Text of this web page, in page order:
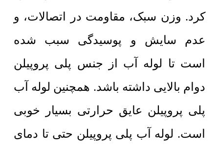
کرد. وزن سبک، مقاومت در اتصالات، و
عدم سایش و پوسیدگی سبب شده
است تا لوله آب از جنس پلی پروپیلن
دوام بالایی داشته باشد. همچنین لوله آب
پلی پروپیلن عایق حرارتی بسیار خوبی
است. لوله آب پلی پروپیلن حتی تا دمای